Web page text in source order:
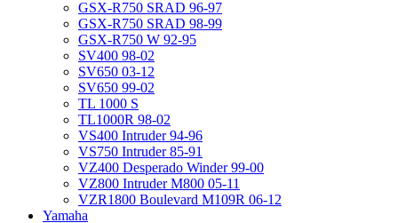
GSX-R750 SRAD 96-97
GSX-R750 SRAD 98-99
GSX-R750 W 92-95
SV400 98-02
SV650 03-12
SV650 99-02
TL 1000 S
TL1000R 98-02
VS400 Intruder 94-96
VS750 Intruder 85-91
VZ400 Desperado Winder 99-00
VZ800 Intruder M800 05-11
VZR1800 Boulevard M109R 06-12
Yamaha